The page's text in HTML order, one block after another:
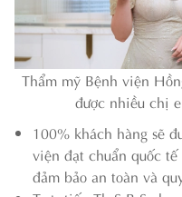
Thẩm mỹ Bệnh viện
được nhiều chị
100% khách hàng sẽ
viện đạt chuẩn quốc
đảm bảo an toàn và